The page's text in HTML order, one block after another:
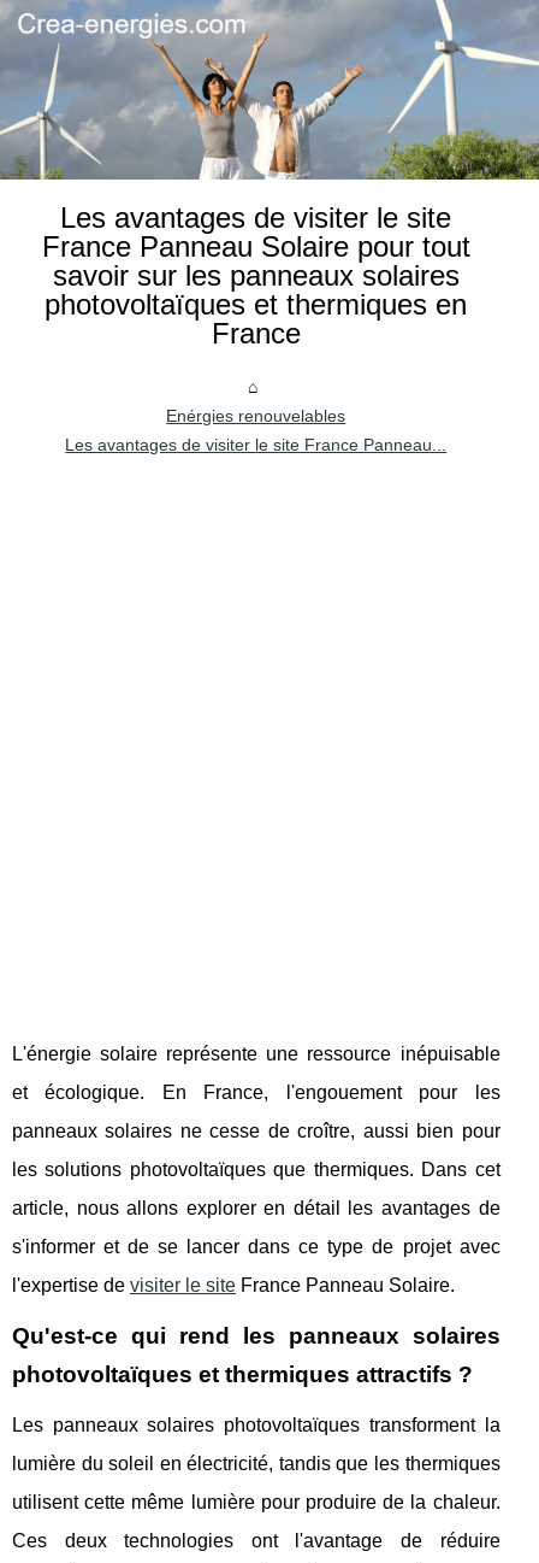
Les avantages de visiter le site
France Panneau Solaire pour tout
savoir sur les panneaux solaires
photovoltaïques et thermiques en
France
Enérgies renouvelables
Les avantages de visiter le site France Panneau...
L'énergie solaire représente une ressource inépuisable
et écologique. En France, l'engouement pour les
panneaux solaires ne cesse de croître, aussi bien pour
les solutions photovoltaïques que thermiques. Dans cet
article, nous allons explorer en détail les avantages de
s'informer et de se lancer dans ce type de projet avec
l'expertise de visiter le site France Panneau Solaire.
Qu'est-ce qui rend les panneaux solaires
photovoltaïques et thermiques attractifs ?
Les panneaux solaires photovoltaïques transforment la
lumière du soleil en électricité, tandis que les thermiques
utilisent cette même lumière pour produire de la chaleur.
Ces deux technologies ont l'avantage de réduire